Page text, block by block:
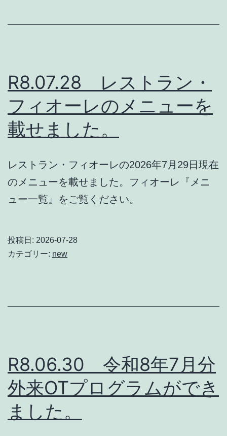
R8.07.28 レストラン・
フィオーレのメニューを
載せました。
レストラン・フィオーレの2026年7月29日現在
のメニューを載せました。フィオーレ『メニ
ュー一覧』をご覧ください。
投稿日: 2026-07-28
カテゴリー: new
R8.06.30 令和8年7月分
外来OTプログラムができ
ました。